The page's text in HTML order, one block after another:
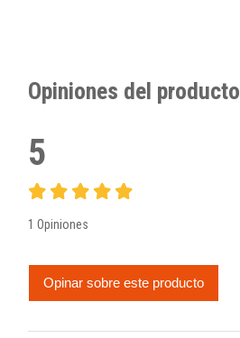
Opiniones del producto
5
1 Opiniones
Opinar sobre este producto